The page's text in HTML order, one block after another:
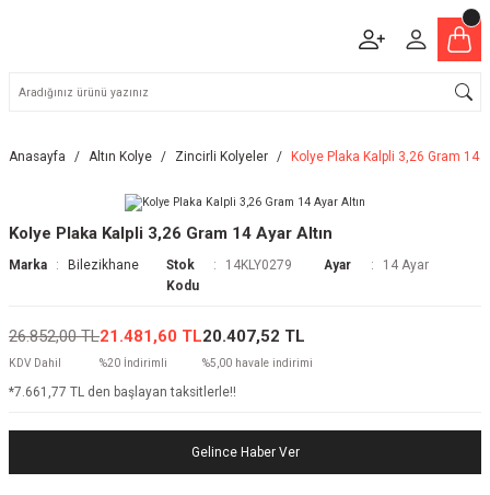
Anasayfa Altın Kolye Zincirli Kolyeler Kolye Plaka Kalpli 3,26 Gram 14
Kolye Plaka Kalpli 3,26 Gram 14 Ayar Altın
Marka Bilezikhane
Stok
Kodu
14KLY0279 Ayar 14 Ayar
26.852,00 TL
KDV Dahil
21.481,60 TL
%20 İndirimli
20.407,52 TL
%5,00 havale indirimi
*7.661,77 TL den başlayan taksitlerle!!
Gelince Haber Ver